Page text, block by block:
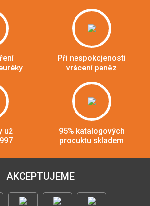
Při nespokojenosti
vrácení peněz
už
95% katalogových
produktu skladem
AKCEPTUJEME